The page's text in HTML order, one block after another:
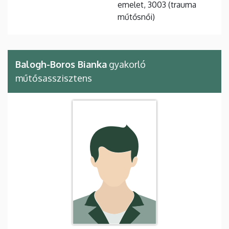
emelet, 3003 (trauma
műtősnői)
Balogh-Boros Bianka gyakorló
műtősasszisztens